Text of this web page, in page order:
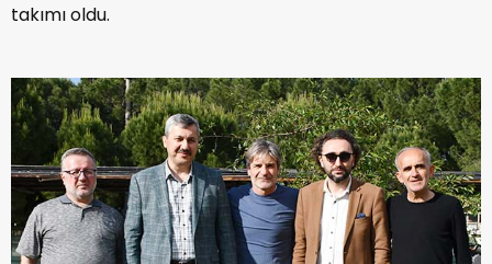
takımı oldu.